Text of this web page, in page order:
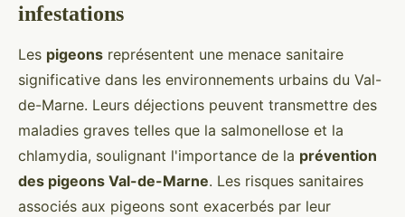
infestations
Les pigeons représentent une menace sanitaire
significative dans les environnements urbains du Val-
de-Marne. Leurs déjections peuvent transmettre des
maladies graves telles que la salmonellose et la
chlamydia, soulignant l'importance de la prévention
des pigeons Val-de-Marne. Les risques sanitaires
associés aux pigeons sont exacerbés par leur